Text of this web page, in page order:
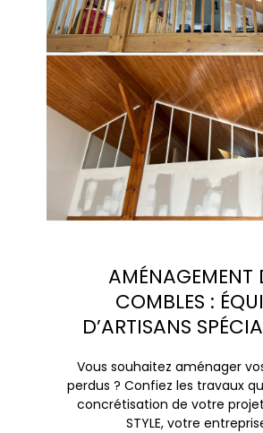
AMÉNAGEMENT
COMBLES :
D’ARTISANS
Vous souhaitez aménager
perdus ? Confiez les travaux
concrétisation de votre projet
STYLE, votre